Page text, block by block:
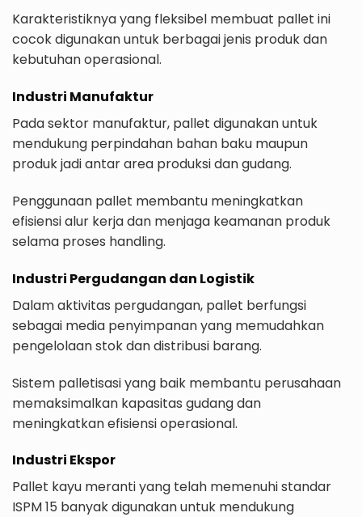
Karakteristiknya yang fleksibel membuat pallet ini
cocok digunakan untuk berbagai jenis produk dan
kebutuhan operasional.
Industri Manufaktur
Pada sektor manufaktur, pallet digunakan untuk
mendukung perpindahan bahan baku maupun
produk jadi antar area produksi dan gudang.
Penggunaan pallet membantu meningkatkan
efisiensi alur kerja dan menjaga keamanan produk
selama proses handling.
Industri Pergudangan dan Logistik
Dalam aktivitas pergudangan, pallet berfungsi
sebagai media penyimpanan yang memudahkan
pengelolaan stok dan distribusi barang.
Sistem palletisasi yang baik membantu perusahaan
memaksimalkan kapasitas gudang dan
meningkatkan efisiensi operasional.
Industri Ekspor
Pallet kayu meranti yang telah memenuhi standar
ISPM 15 banyak digunakan untuk mendukung